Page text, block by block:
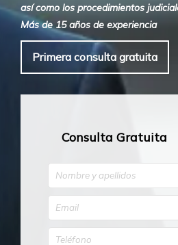
así como los procedimientos
Más de 15 años de experiencia
Primera consulta gratuita
Consulta Gratuita